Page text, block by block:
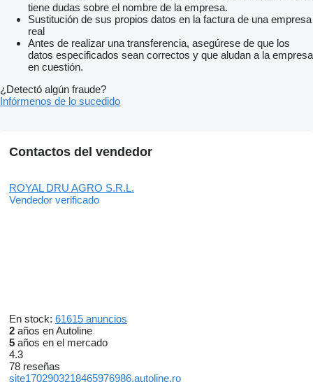
tiene dudas sobre el nombre de la empresa.
Sustitución de sus propios datos en la factura de una empresa
real
Antes de realizar una transferencia, asegúrese de que los
datos especificados sean correctos y que aludan a la empresa
en cuestión.
¿Detectó algún fraude?
Infórmenos de lo sucedido
Contactos del vendedor
ROYAL DRU AGRO S.R.L.
Vendedor verificado
En stock: 61615 anuncios
2 años en Autoline
5 años en el mercado
4.3
78 reseñas
site1702903218465976986.autoline.ro